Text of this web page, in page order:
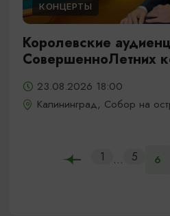
КОНЦЕРТЫ
Королевские
СовершенноЛетних
23.08.2026 18:00
Калининград, Собор на
1 ... 5 6